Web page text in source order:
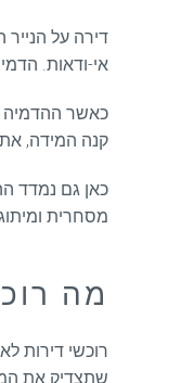
דירה על
אי-ודאות.
כאשר ההדמיה
קנה המידה,
כאן גם נמדד
מסחרית
מה
רוכשי דירות
שתצדיק את